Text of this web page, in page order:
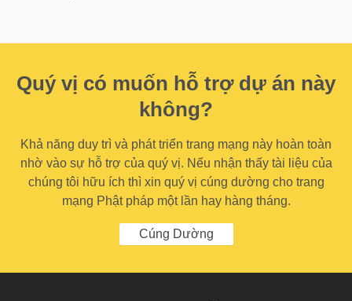
Quý vị có muốn hỗ trợ dự án này
không?
Khả năng duy trì và phát triển trang mạng này hoàn toàn
nhờ vào sự hỗ trợ của quý vị. Nếu nhận thấy tài liệu của
chúng tôi hữu ích thì xin quý vị cúng dường cho trang
mạng Phật pháp một lần hay hàng tháng.
Cúng Dường